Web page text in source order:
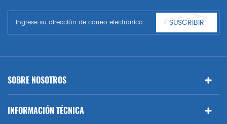
Benz, BMW
SUSCRIBIR
SOBRE NOSOTROS
INFORMACIÓN TÉCNICA